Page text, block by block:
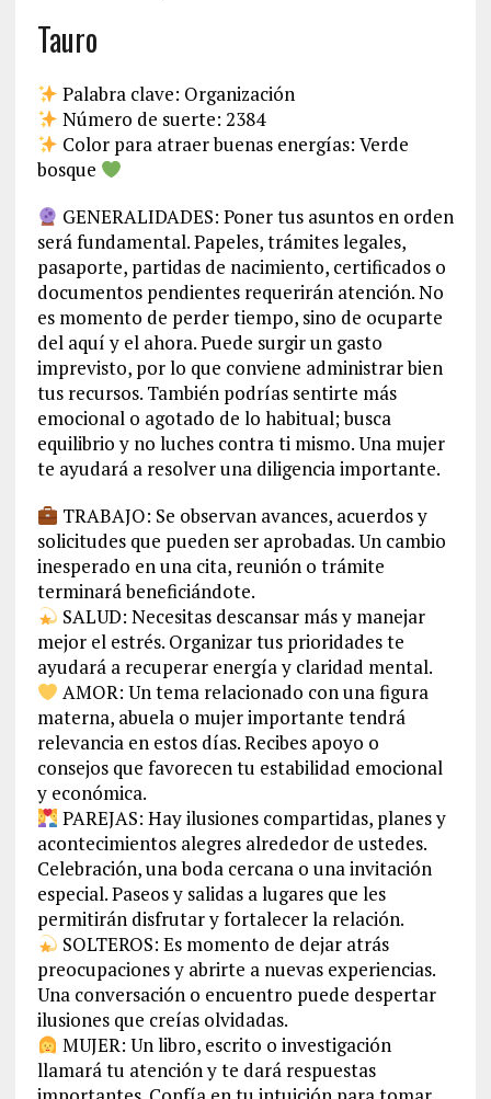
Tauro
Palabra clave: Organización
Número de suerte: 2384
Color para atraer buenas energías: Verde
bosque
GENERALIDADES: Poner tus asuntos en orden
será fundamental. Papeles, trámites legales,
pasaporte, partidas de nacimiento, certificados o
documentos pendientes requerirán atención. No
es momento de perder tiempo, sino de ocuparte
del aquí y el ahora. Puede surgir un gasto
imprevisto, por lo que conviene administrar bien
tus recursos. También podrías sentirte más
emocional o agotado de lo habitual; busca
equilibrio y no luches contra ti mismo. Una mujer
te ayudará a resolver una diligencia importante.
TRABAJO: Se observan avances, acuerdos y
solicitudes que pueden ser aprobadas. Un cambio
inesperado en una cita, reunión o trámite
terminará beneficiándote.
SALUD: Necesitas descansar más y manejar
mejor el estrés. Organizar tus prioridades te
ayudará a recuperar energía y claridad mental.
AMOR: Un tema relacionado con una figura
materna, abuela o mujer importante tendrá
relevancia en estos días. Recibes apoyo o
consejos que favorecen tu estabilidad emocional
y económica.
PAREJAS: Hay ilusiones compartidas, planes y
acontecimientos alegres alrededor de ustedes.
Celebración, una boda cercana o una invitación
especial. Paseos y salidas a lugares que les
permitirán disfrutar y fortalecer la relación.
SOLTEROS: Es momento de dejar atrás
preocupaciones y abrirte a nuevas experiencias.
Una conversación o encuentro puede despertar
ilusiones que creías olvidadas.
MUJER: Un libro, escrito o investigación
llamará tu atención y te dará respuestas